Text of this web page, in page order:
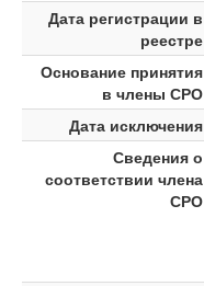
Дата регистрации в
реестре
Основание принятия
в члены СРО
Дата исключения
Сведения о
соответствии члена
СРО